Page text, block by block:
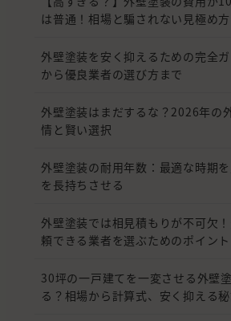
は普通！相場と騙されない見極め
外壁塗装を安く抑えるための完全
から優良業者の選び方まで
外壁塗装はまだするな？2026年の
情と賢い選択
外壁塗装の耐用年数：最適な時期
を長持ちさせる
外壁塗装では相見積もりが不可欠
頼できる業者を選ぶためのポイント
30坪の一戸建てを一変させる外壁
る？相場から計算式、安く抑える